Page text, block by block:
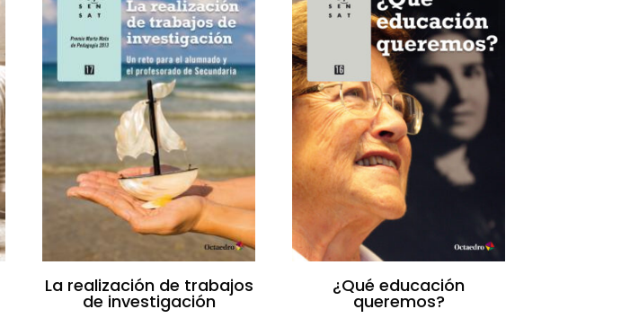
La realización de trabajos
de investigación
¿Qué educación
queremos?